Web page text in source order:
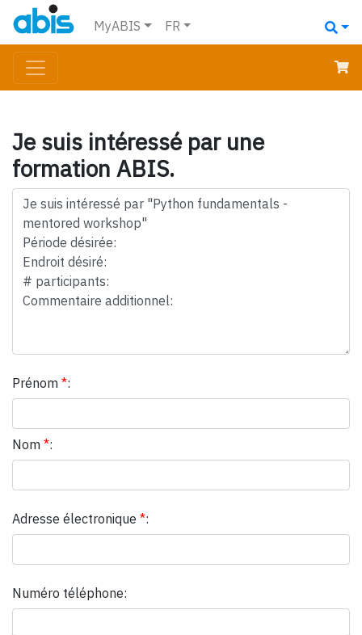
MyABIS FR
Je suis intéressé par une
formation ABIS.
Prénom *:
Nom *:
Adresse électronique *:
Numéro téléphone: